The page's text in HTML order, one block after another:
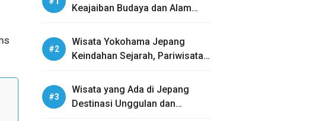
Keajaiban Budaya dan Alam
Wisata Yokohama Jepang
Keindahan Sejarah, Pariwisata,
Wisata yang Ada di Jepang
Destinasi Unggulan dan